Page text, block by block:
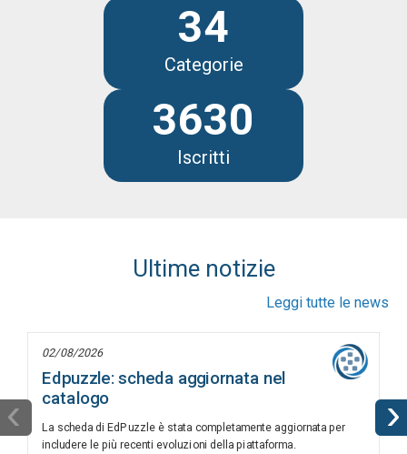
34
Categorie
3630
Iscritti
Ultime notizie
Leggi tutte le news
02/08/2026
Edpuzzle: scheda aggiornata nel
catalogo
La scheda di EdPuzzle è stata completamente aggiornata per
includere le più recenti evoluzioni della piattaforma.
‹ ›